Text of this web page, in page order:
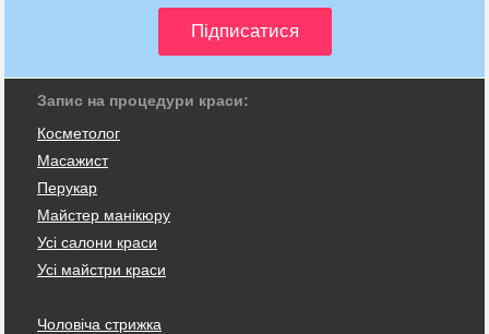
Запис на процедури краси:
Косметолог
Масажист
Перукар
Майстер манікюру
Усі салони краси
Усі майстри краси
Чоловіча стрижка